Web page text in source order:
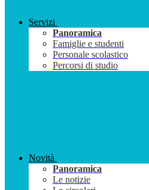
Servizi
Panoramica
Famiglie e studenti
Personale scolastico
Percorsi di studio
Novità
Panoramica
Le notizie